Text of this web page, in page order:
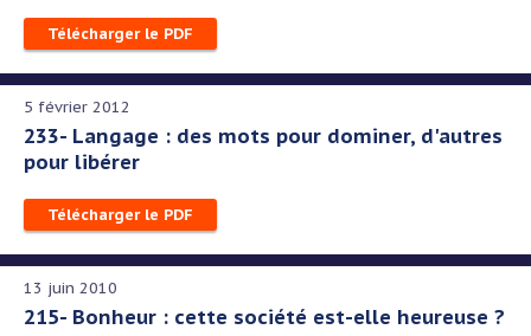
Télécharger le PDF
5 février 2012
233- Langage : des mots pour dominer, d'autres
pour libérer
Télécharger le PDF
13 juin 2010
215- Bonheur : cette société est-elle heureuse ?